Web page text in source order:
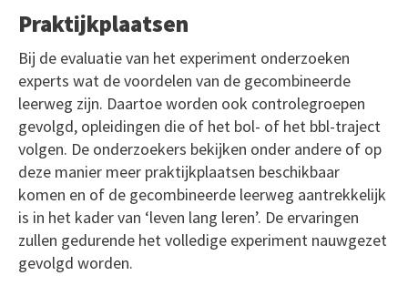
Praktijkplaatsen
Bij de evaluatie van het experiment onderzoeken
experts wat de voordelen van de gecombineerde
leerweg zijn. Daartoe worden ook controlegroepen
gevolgd, opleidingen die of het bol- of het bbl-traject
volgen. De onderzoekers bekijken onder andere of op
deze manier meer praktijkplaatsen beschikbaar
komen en of de gecombineerde leerweg aantrekkelijk
is in het kader van ‘leven lang leren’. De ervaringen
zullen gedurende het volledige experiment nauwgezet
gevolgd worden.